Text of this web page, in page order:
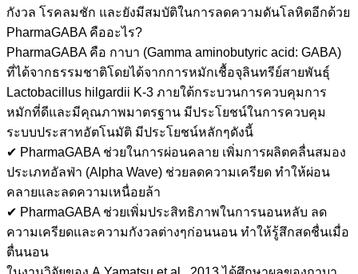
กังวล โรคลมชัก และยังมีสมบัติในการลดความดันโลหิตอีกด้วย
PharmaGABA คืออะไร?
PharmaGABA คือ กาบา (Gamma aminobutyric acid: GABA)
ที่ได้จากธรรมชาติโดยได้จากการหมักเชื้อจุลินทรีย์สายพันธุ์
Lactobacillus hilgardii K-3 ภายใต้กระบวนการควบคุมการ
หมักที่ดีและมีคุณภาพมาตรฐาน มีประโยชน์ในการควบคุม
ระบบประสาทอัตโนมัติ มีประโยชน์หลักๆดังนี้
✔ PharmaGABA ช่วยในการผ่อนคลาย เพิ่มการผลิตคลื่นสมอง
ประเภทอัลฟ่า (Alpha Wave) ช่วยลดความเครียด ทำให้ผ่อน
คลายและลดความเหนื่อยล้า
✔ PharmaGABA ช่วยเพิ่มประสิทธิภาพในการนอนหลับ ลด
ความเครียดและความกังวลต่างๆก่อนนอน ทำให้รู้สึกสดชื่นเมื่อ
ตื่นนอน